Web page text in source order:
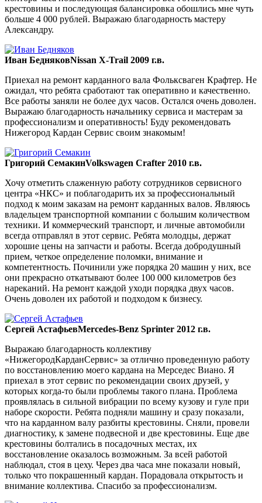
крестовины и последующая балансировка обошлись мне чуть
больше 4 000 рублей. Выражаю благодарность мастеру
Александру.
Иван БедняковNissan X-Trail 2009 г.в.
Приехал на ремонт карданного вала Фольксваген Крафтер. Не
ожидал, что ребята сработают так оперативно и качественно.
Все работы заняли не более дух часов. Остался очень доволен.
Выражаю благодарность начальнику сервиса и мастерам за
профессионализм и оперативность! Буду рекомендовать
Нижегород Кардан Сервис своим знакомым!
Григорий СемакинVolkswagen Crafter 2010 г.в.
Хочу отметить слаженную работу сотрудников сервисного
центра «НКС» и поблагодарить их за профессиональный
подход к моим заказам на ремонт карданных валов. Являюсь
владельцем транспортной компании с большим количеством
техники. И коммерческий транспорт, и личные автомобили
всегда отправлял в этот сервис. Ребята молодцы, держат
хорошие цены на запчасти и работы. Всегда добродушный
прием, четкое определение поломки, внимание и
компетентность. Починили уже порядка 20 машин у них, все
они прекрасно откатывают более 100 000 километров без
нареканий. На ремонт каждой уходи порядка двух часов.
Очень доволен их работой и подходом к бизнесу.
Сергей АстафьевMercedes-Benz Sprinter 2012 г.в.
Выражаю благодарность коллективу
«НижегородКарданСервис» за отлично проведенную работу
по восстановлению моего кардана на Мерседес Виано. Я
приехал в этот сервис по рекомендации своих друзей, у
которых когда-то были проблемы такого плана. Проблема
проявлялась в сильной вибрации по всему кузову и гуле при
наборе скорости. Ребята подняли машину и сразу показали,
что на карданном валу разбиты крестовины. Сняли, провели
диагностику, к замене подвесной и две крестовины. Еще две
крестовины болтались в посадочных местах, их
восстановление оказалось возможным. За всей работой
наблюдал, стоя в цеху. Через два часа мне показали новый,
только что покрашенный кардан. Порадовала открытость и
внимание коллектива. Спасибо за профессионализм.